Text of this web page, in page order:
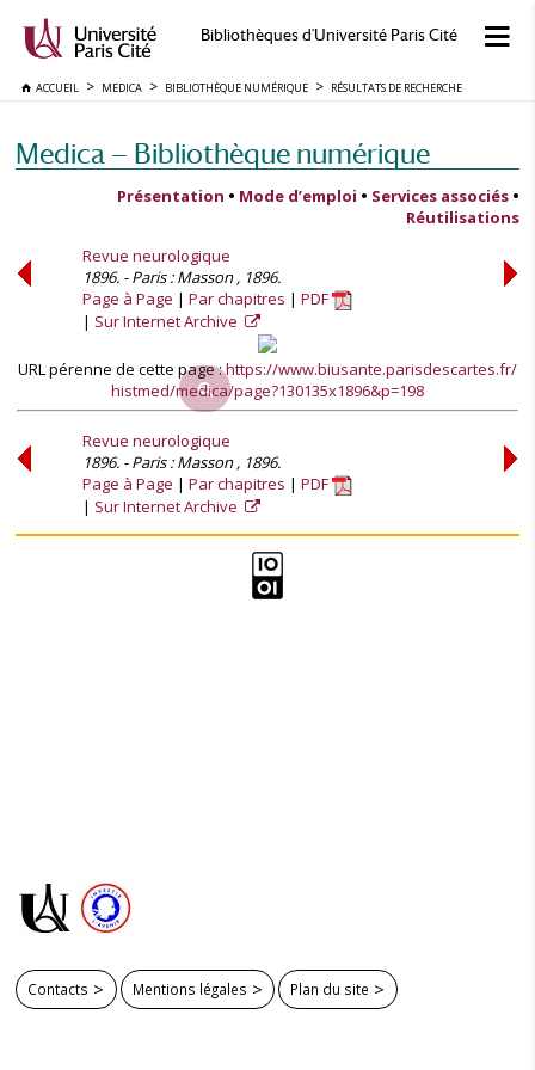
Bibliothèques d'Université Paris Cité
ACCUEIL MEDICA BIBLIOTHÈQUE NUMÉRIQUE RÉSULTATS DE RECHERCHE
Medica — Bibliothèque numérique
Présentation • Mode d’emploi • Services associés •
Réutilisations
Revue neurologique
1896. - Paris : Masson , 1896.
Page à Page
Par chapitres
PDF
Sur Internet Archive
URL pérenne de cette page :https://www.biusante.parisdescartes.fr/
histmed/medica/page?130135x1896&p=198
Revue neurologique
1896. - Paris : Masson , 1896.
Page à Page
Par chapitres
PDF
Sur Internet Archive
Contacts Mentions légales Plan du site